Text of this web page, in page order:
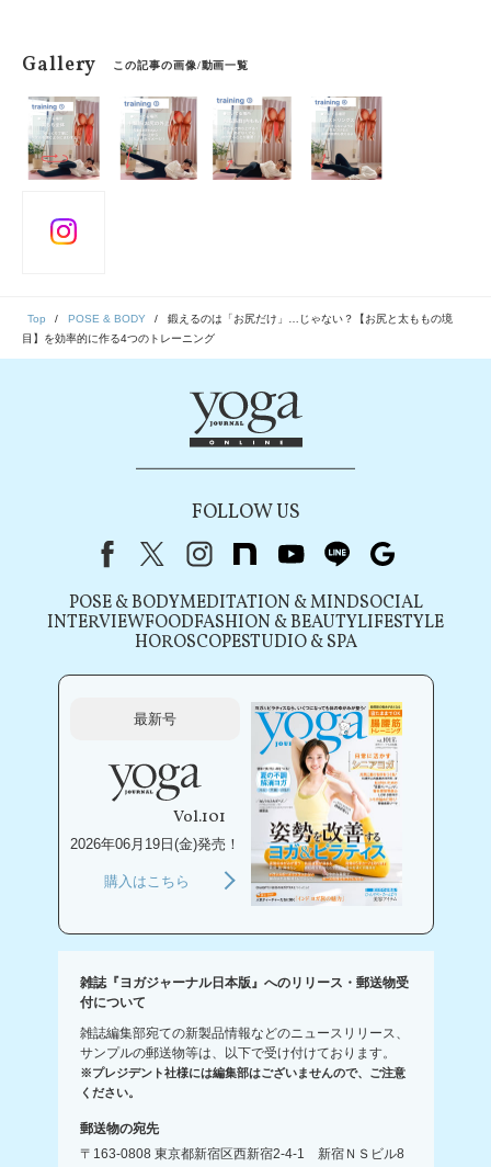
Gallery この記事の画像/動画一覧
Top POSE & BODY
鍛えるのは「お尻だけ」…じゃない？【お尻と太ももの境
目】を効率的に作る4つのトレーニング
FOLLOW US
FacebookX（旧Twitter）
instagram
note youtubeline
POSE & BODYMEDITATION & MINDSOCIAL
INTERVIEWFOODFASHION & BEAUTYLIFESTYLE
HOROSCOPESTUDIO & SPA
最新号
Vol.101
2026年06月19日(金)発売！
購入はこちら
雑誌『ヨガジャーナル日本版』へのリリース・郵送物受
付について
雑誌編集部宛ての新製品情報などのニュースリリース、
サンプルの郵送物等は、以下で受け付けております。
※プレジデント社様には編集部はございませんので、ご注意
ください。
郵送物の宛先
〒163-0808 東京都新宿区西新宿2-4-1 新宿ＮＳビル8